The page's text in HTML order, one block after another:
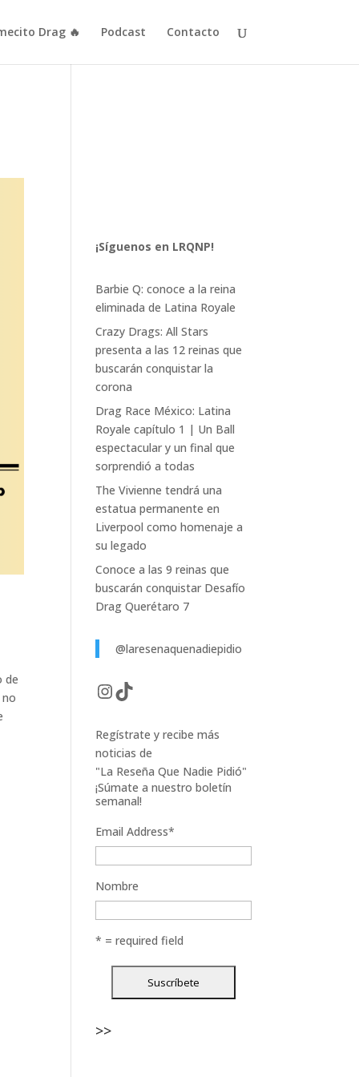
Drag 🔥 Podcast Contacto
de
¡Síguenos en LRQNP!
Barbie Q: conoce a la reina
eliminada de Latina Royale
Crazy Drags: All Stars
presenta a las 12 reinas que
buscarán conquistar la
corona
Drag Race México: Latina
Royale capítulo 1 | Un Ball
espectacular y un final que
sorprendió a todas
The Vivienne tendrá una
estatua permanente en
Liverpool como homenaje a
su legado
Conoce a las 9 reinas que
buscarán conquistar Desafío
Drag Querétaro 7
@laresenaquenadiepidio
Instagram
TikTok
Regístrate y recibe más
noticias de
"La Reseña Que Nadie Pidió"
¡Súmate a nuestro boletín
semanal!
Email Address*
Nombre
* = required field
>>